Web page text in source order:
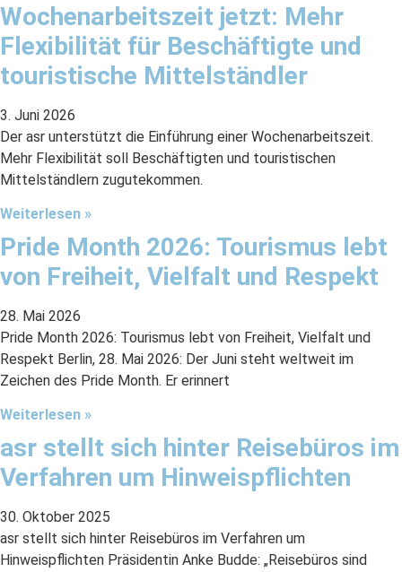
Wochenarbeitszeit jetzt: Mehr
Flexibilität für Beschäftigte und
touristische Mittelständler
3. Juni 2026
Der asr unterstützt die Einführung einer Wochenarbeitszeit.
Mehr Flexibilität soll Beschäftigten und touristischen
Mittelständlern zugutekommen.
Weiterlesen »
Pride Month 2026: Tourismus lebt
von Freiheit, Vielfalt und Respekt
28. Mai 2026
Pride Month 2026: Tourismus lebt von Freiheit, Vielfalt und
Respekt Berlin, 28. Mai 2026: Der Juni steht weltweit im
Zeichen des Pride Month. Er erinnert
Weiterlesen »
asr stellt sich hinter Reisebüros im
Verfahren um Hinweispflichten
30. Oktober 2025
asr stellt sich hinter Reisebüros im Verfahren um
Hinweispflichten Präsidentin Anke Budde: „Reisebüros sind